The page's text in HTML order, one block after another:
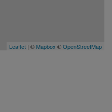
Leaflet | © Mapbox ©OpenStreetMap